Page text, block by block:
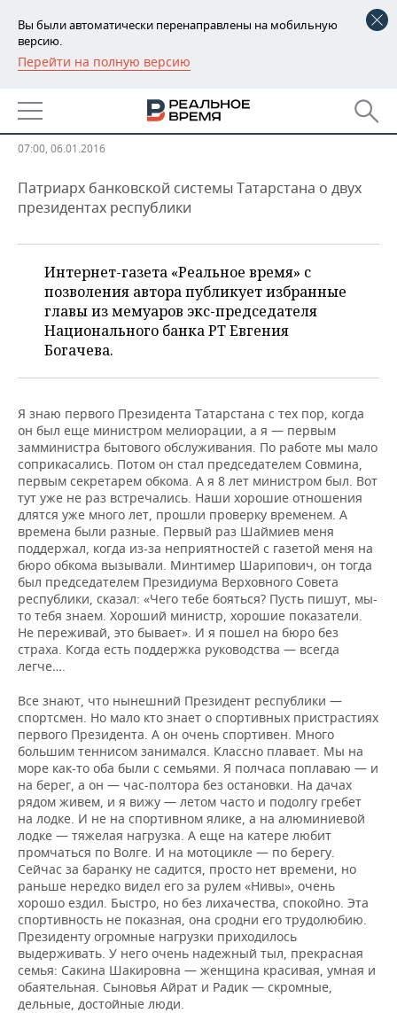
Вы были автоматически перенаправлены на мобильную
версию.
Перейти на полную версию
РЕГИОНЫ
БАШКОРТОСТАН
ТАТАРСТАН
УДМУРТИЯ
НОВОСТИ
АНАЛИТИКА
НОВОСТИ АНАЛИТИКИ
КОРОЛИ ГОСЗАКАЗА ПФО
ВУЗЫ ТАТАРСТАНА
КОМУ ПРИНАДЛЕЖАТ
ТАТАРСТАНА
ЭКОНОМИКА
ФИНАНСЫ
БАНКИ
БЮДЖЕТ
НОВОСТИ
ПРОМЫШЛЕННОСТИ
АГРОПРОМ
НЕФТЬ
ОПК
ЭНЕРГЕТИКА
НЕДВИЖИМОСТЬ
НОВОСТИ НЕДВИЖИМОСТИ
АВТО
НОВОСТИ АВТО
БИЗНЕС
РОЗНИЧНАЯ ТОРГОВЛЯ
ТРАНСПОРТ
УСЛУГИ
НОВОСТИ ТЕХНОЛОГИЙ
IT
МЕДИА
ТЕЛЕКОММУНИКАЦИИ
МЕРОПРИЯТИЯ
НОВОСТИ МЕРОПРИЯТИЙ
ВЫЕЗДНАЯ РЕДАКЦИЯ
БИЗНЕС-БРАНЧИ
ONLINE-КОНФЕРЕНЦИИ
ОТКРЫТАЯ ЛЕКЦИЯ
СПОРТ
НОВОСТИ СПОРТА
ФУТБОЛ
ХОККЕЙ
БАСКЕТБОЛ
ВОЛЕЙБОЛ
КИБЕРСПОРТ
ФИГУРНОЕ КАТАНИЕ
ВОДНЫЕ ВИДЫ СПОРТА
ХОККЕЙ С МЯЧОМ
ОБЩЕСТВО
НОВОСТИ ОБЩЕСТВА
ВЛАСТЬ
ИНФРАСТРУКТУРА
ИСТОРИЯ
КУЛЬТУРА
МЕДИЦИНА
ОБРАЗОВАНИЕ
ПРОИСШЕСТВИЯ
ФОТОГАЛЕРЕЯ
СЮЖЕТЫ
СПРАВОЧНИК
СПИСОК ПЕРСОН
СПИСОК КОМПАНИЙ
ПОЛНАЯ ВЕРСИЯ
Минниханова»
07:00, 06.01.2016
Патриарх банковской системы Татарстана о двух
президентах республики
Интернет-газета «Реальное время» с
позволения автора публикует избранные
главы из мемуаров экс-председателя
Национального банка РТ Евгения
Богачева.
Я знаю первого Президента Татарстана с тех пор, когда
он был еще министром мелиорации, а я — первым
замминистра бытового обслуживания. По работе мы мало
соприкасались. Потом он стал председателем Совмина,
первым секретарем обкома. А я 8 лет министром был. Вот
тут уже не раз встречались. Наши хорошие отношения
длятся уже много лет, прошли проверку временем. А
времена были разные. Первый раз Шаймиев меня
поддержал, когда из-за неприятностей с газетой меня на
бюро обкома вызывали. Минтимер Шарипович, он тогда
был председателем Президиума Верховного Совета
республики, сказал: «Чего тебе бояться? Пусть пишут, мы-
то тебя знаем. Хороший министр, хорошие показатели.
Не переживай, это бывает». И я пошел на бюро без
страха. Когда есть поддержка руководства — всегда
легче….
Все знают, что нынешний Президент республики —
спортсмен. Но мало кто знает о спортивных пристрастиях
первого Президента. А он очень спортивен. Много
большим теннисом занимался. Классно плавает. Мы на
море как-то оба были с семьями. Я полчаса поплаваю — и
на берег, а он — час-полтора без остановки. На дачах
рядом живем, и я вижу — летом часто и подолгу гребет
на лодке. И не на спортивном ялике, а на алюминиевой
лодке — тяжелая нагрузка. А еще на катере любит
промчаться по Волге. И на мотоцикле — по берегу.
Сейчас за баранку не садится, просто нет времени, но
раньше нередко видел его за рулем «Нивы», очень
хорошо ездил. Быстро, но без лихачества, спокойно. Эта
спортивность не показная, она сродни его трудолюбию.
Президенту огромные нагрузки приходилось
выдерживать. У него очень надежный тыл, прекрасная
семья: Сакина Шакировна — женщина красивая, умная и
обаятельная. Сыновья Айрат и Радик — скромные,
дельные, достойные люди.